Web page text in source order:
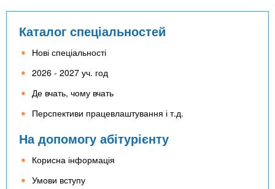
Каталог спеціальностей
Нові спеціальності
2026 - 2027 уч. год
Де вчать, чому вчать
Перспективи працевлаштування і т.д.
На допомогу абітурієнту
Корисна інформація
Умови вступу